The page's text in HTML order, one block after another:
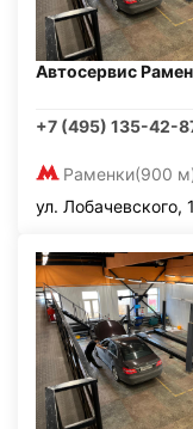
Автосервис
+7 (495) 135-42-
Раменки(900
ул. Лобачевского,